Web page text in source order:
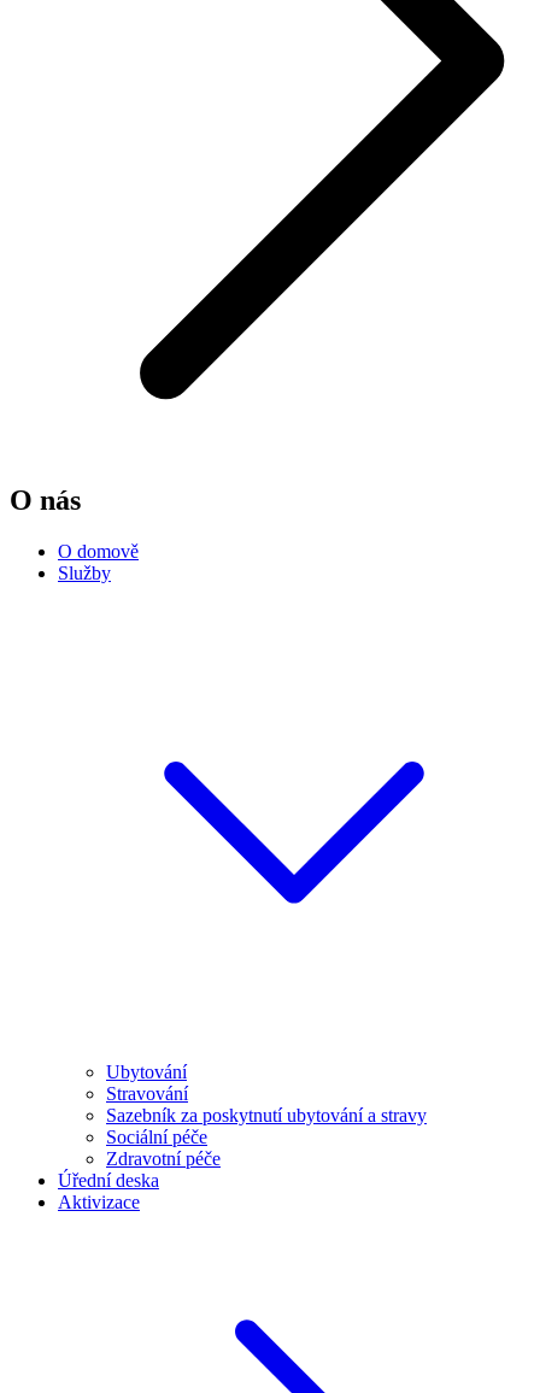
O nás
O domově
Služby
Ubytování
Stravování
Sazebník za poskytnutí ubytování a stravy
Sociální péče
Zdravotní péče
Úřední deska
Aktivizace